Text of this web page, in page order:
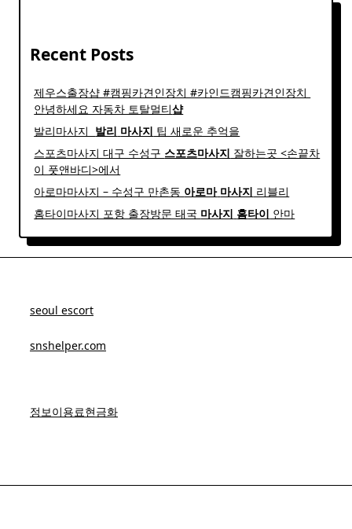
Recent Posts
제우스출장샵 #캠핑카견인장치 #카인드캠핑카견인장치 ​
안녕하세요 자동차 토탈멀티샵
발리마사지 ​ 발리 마사지 팁 새로운 추억을
스포츠마사지 대구 수성구 스포츠마사지 잘하는곳 <손끝차
이 풋앤바디>에서
아로마마사지 – 수성구 만촌동 아로마 마사지 리블리
홈타이마사지 포항 출장방문 태국 마사지 홈타이 안마​
seoul escort
snshelper.com
정보이용료현금화